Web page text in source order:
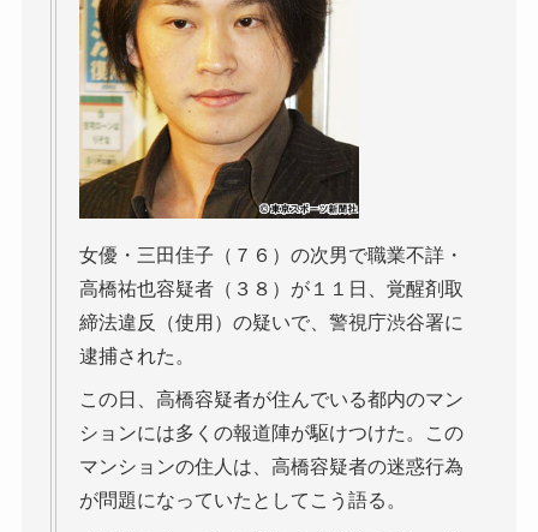
女優・三田佳子（７６）の次男で職業不詳・
高橋祐也容疑者（３８）が１１日、覚醒剤取
締法違反（使用）の疑いで、警視庁渋谷署に
逮捕された。
この日、高橋容疑者が住んでいる都内のマン
ションには多くの報道陣が駆けつけた。この
マンションの住人は、高橋容疑者の迷惑行為
が問題になっていたとしてこう語る。